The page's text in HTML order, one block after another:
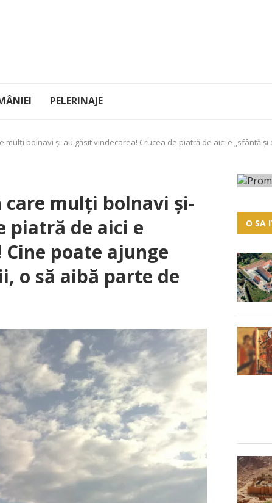
PELERINAJE
mulţi bolnavi şi-au găsit vindecarea! Crucea de piatră de aici e „sfântă
care mulţi bolnavi şi-
piatră de aici e
poate ajunge
o să aibă parte de
O SA